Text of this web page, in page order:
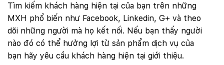
Tìm kiếm khách hàng hiện tại của bạn trên những
MXH phổ biến như Facebook, Linkedin, G+ và theo
dõi những người mà họ kết nối. Nếu bạn thấy người
nào đó có thể hưởng lợi từ sản phẩm dịch vụ của
bạn hãy yêu cầu khách hàng hiện tại giới thiệu.